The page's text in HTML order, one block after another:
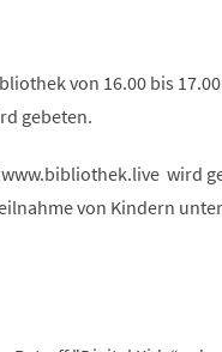
von 16.00 bis
gebeten.
wird
von Kindern